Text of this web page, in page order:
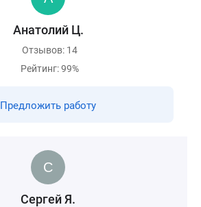
Анатолий Ц.
Отзывов: 14
Рейтинг: 99%
Предложить работу
Сергей Я.